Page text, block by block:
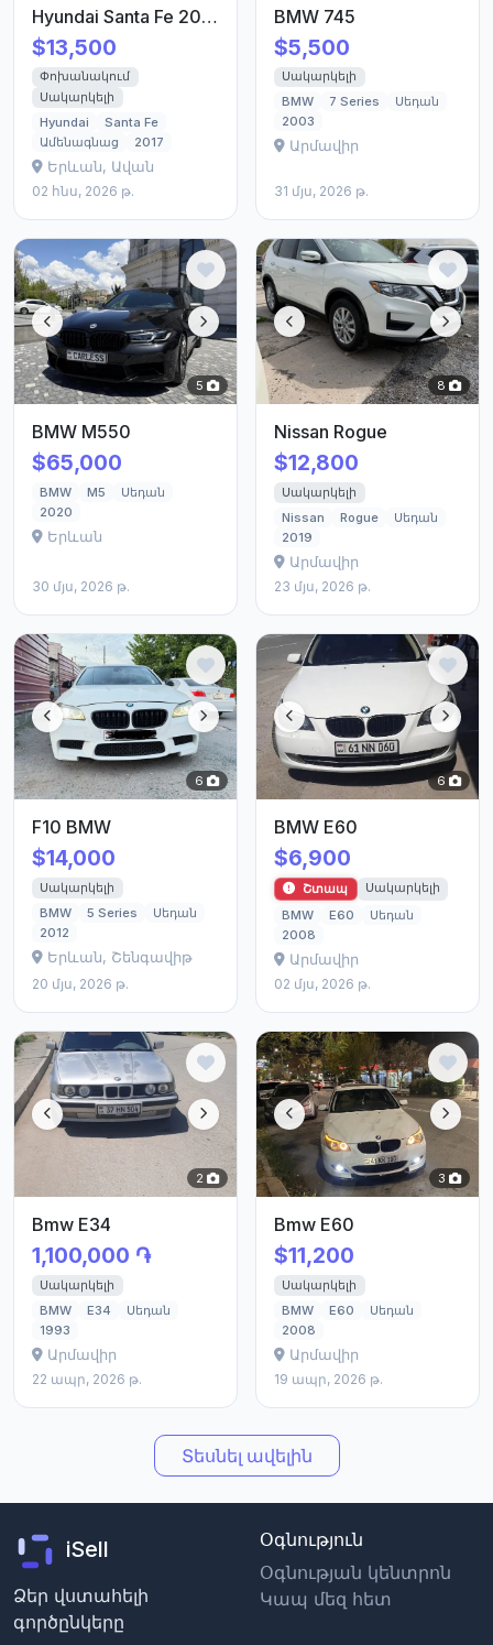
Hyundai Santa Fe 2017/18
$13,500
Փոխանակում
Սակարկելի
Hyundai
Santa Fe
Ամենագնաց
2017
Երևան, Ավան
02 հնս, 2026 թ.
BMW 745
$5,500
Սակարկելի
BMW
7 Series
Սեդան
2003
Արմավիր
31 մյս, 2026 թ.
5
BMW M550
$65,000
BMW M5
Սեդան
2020
Երևան
30 մյս, 2026 թ.
8
Nissan Rogue
$12,800
Սակարկելի
Nissan
Rogue
Սեդան
2019
Արմավիր
23 մյս, 2026 թ.
6
F10 BMW
$14,000
Սակարկելի
BMW
5 Series
Սեդան
2012
Երևան, Շենգավիթ
20 մյս, 2026 թ.
6
BMW E60
$6,900
Շտապ
Սակարկելի
BMW
E60
Սեդան
2008
Արմավիր
02 մյս, 2026 թ.
2
Bmw E34
1,100,000 ֏
Սակարկելի
BMW
E34
Սեդան
1993
Արմավիր
22 ապր, 2026 թ.
3
Bmw E60
$11,200
Սակարկելի
BMW
E60
Սեդան
2008
Արմավիր
19 ապր, 2026 թ.
Տեսնել ավելին
iSell
Ձեր վստահելի
գործընկերը
Օգնություն
Օգնության կենտրոն
Կապ մեզ հետ